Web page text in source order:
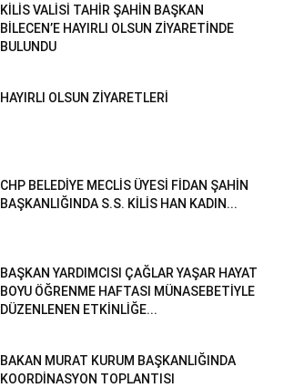
KİLİS VALİSİ TAHİR ŞAHİN BAŞKAN
BİLECEN’E HAYIRLI OLSUN ZİYARETİNDE
BULUNDU
HAYIRLI OLSUN ZİYARETLERİ
CHP BELEDİYE MECLİS ÜYESİ FİDAN ŞAHİN
BAŞKANLIĞINDA S.S. KİLİS HAN KADIN...
BAŞKAN YARDIMCISI ÇAĞLAR YAŞAR HAYAT
BOYU ÖĞRENME HAFTASI MÜNASEBETİYLE
DÜZENLENEN ETKİNLİĞE...
BAKAN MURAT KURUM BAŞKANLIĞINDA
KOORDİNASYON TOPLANTISI